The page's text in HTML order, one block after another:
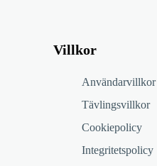
Villkor
Användarvillkor
Tävlingsvillkor
Cookiepolicy
Integritetspolicy